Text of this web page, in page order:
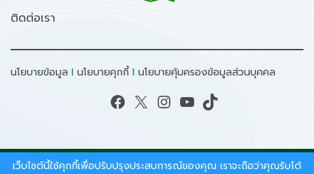
ติดต่อเรา
นโยบายข้อมูล I นโยบายคุกกี้ I นโยบายคุ้มครองข้อมูลส่วนบุคคล
Facebook X Instagram YouTube TikTok
สงวนลิขสิทธิ์ © 2026 - สำนักงานนโยบายและแผน
เว็บไซต์นี้ใช้คุกกี้เพื่อปรับปรุงประสบการณ์ของคุณ เราจะถือว่าคุณรับได้